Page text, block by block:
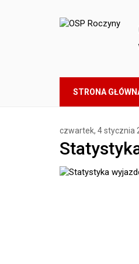
STRONA
czwartek, 4 stycznia